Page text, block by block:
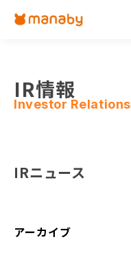
IR情報
Investor Relations
IRニュース
アーカイブ